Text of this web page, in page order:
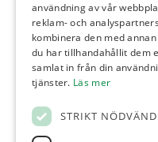
KONTAKT
Tidbokning:0303-336
Restaurang:0303-
Instruktör: 073-502 71 05
Intendent:070-878 15 20
användning av vår
reklam- och
kombinera den med
du har tillhandahållit dem
samlat in från din
tjänster. Läs mer
STRIKT